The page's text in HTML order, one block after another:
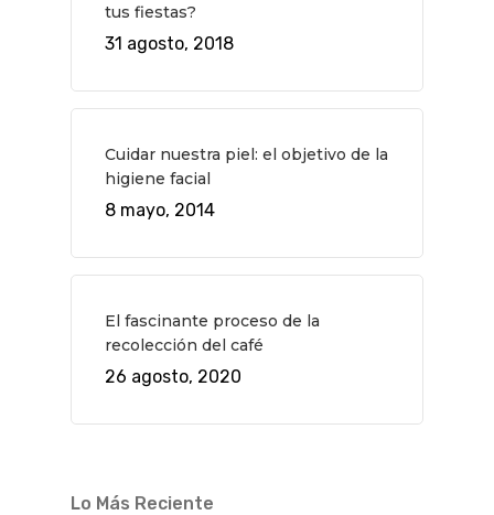
tus fiestas?
31 agosto, 2018
Cuidar nuestra piel: el objetivo de la
higiene facial
8 mayo, 2014
El fascinante proceso de la
recolección del café
26 agosto, 2020
Lo Más Reciente